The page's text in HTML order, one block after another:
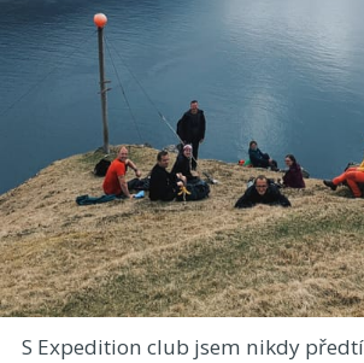
S Expedition club jsem nikdy